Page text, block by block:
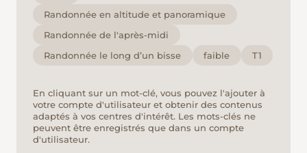
Randonnée en altitude et panoramique
Randonnée de l'après-midi
Randonnée le long d’un bisse
faible T1
En cliquant sur un mot-clé, vous pouvez l'ajouter à
votre compte d'utilisateur et obtenir des contenus
adaptés à vos centres d'intérêt. Les mots-clés ne
peuvent être enregistrés que dans un compte
d'utilisateur.